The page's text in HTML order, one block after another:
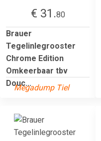
€ 31.80
Brauer
Tegelinlegrooster
Chrome Edition
Omkeerbaar tbv
Douc...
Megadump Tiel